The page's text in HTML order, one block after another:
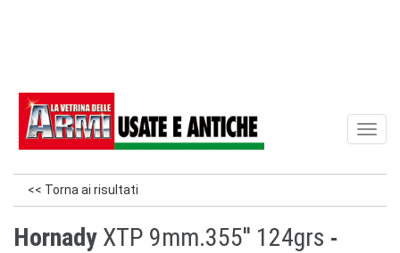
<< Torna ai risultati
Hornady XTP 9mm.355'' 124grs